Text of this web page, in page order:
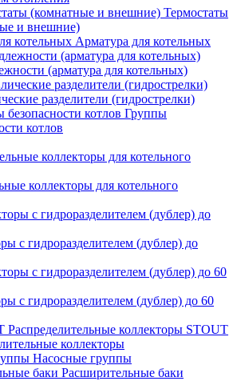
Термостаты
и внешние)
Арматура для котельных
(арматура для котельных)
разделители (гидрострелки)
Группы
котлов
коллекторы для котельного
с гидроразделителем (дублер) до
с гидроразделителем (дублер) до 60
STOUT
коллекторы
Насосные группы
Расширительные баки